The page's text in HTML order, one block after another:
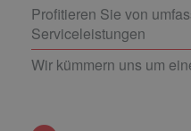
Profitieren Sie von
Serviceleistungen
Wir kümmern uns um